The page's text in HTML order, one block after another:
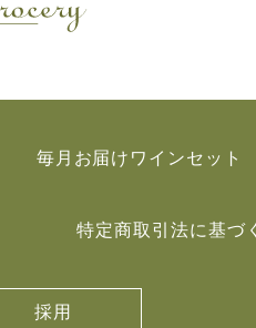
毎月お届けワインセット
特定商取引法に基づ
採用